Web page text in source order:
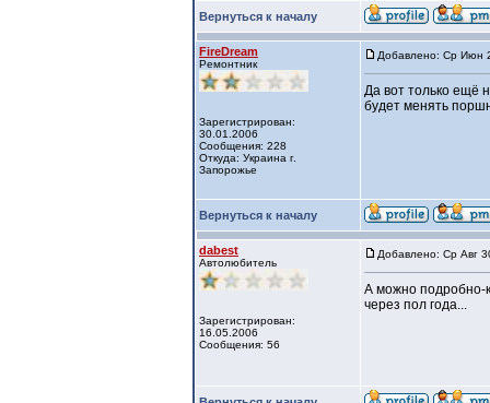
Вернуться к началу
FireDream
Ремонтник
Зарегистрирован:
30.01.2006
Сообщения: 228
Откуда: Украина г.
Запорожье
Добавлено: Ср Июн
Да вот только ещё
будет менять
Вернуться к началу
dabest
Автолюбитель
Зарегистрирован:
16.05.2006
Сообщения: 56
Добавлено: Ср Авг
А можно подробно-
через пол года...